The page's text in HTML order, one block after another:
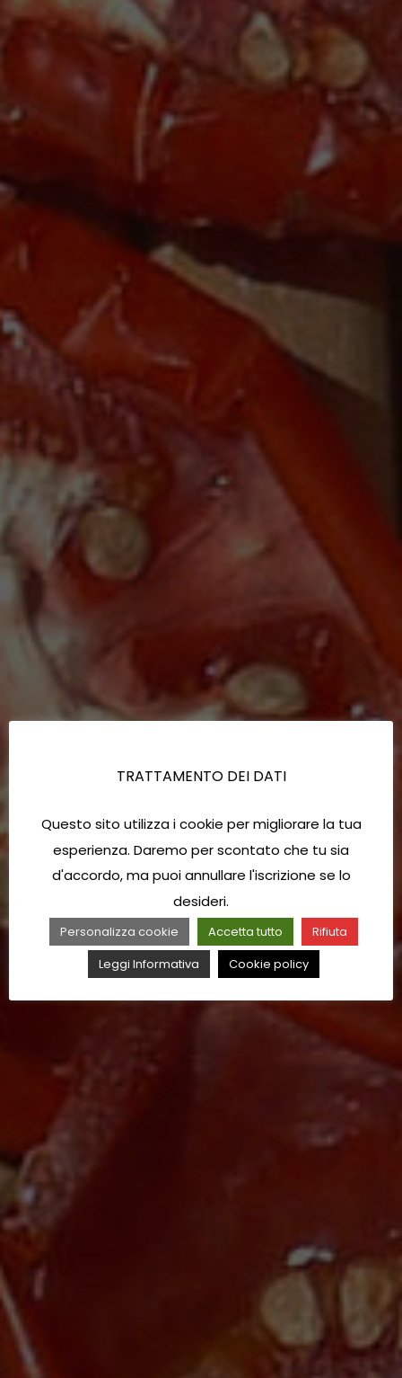
TRATTAMENTO DEI DATI
Questo sito utilizza i cookie per migliorare la tua
esperienza. Daremo per scontato che tu sia
d'accordo, ma puoi annullare l'iscrizione se lo
desideri.
Personalizza cookie Accetta tutto
Rifiuta
Leggi Informativa
Cookie policy